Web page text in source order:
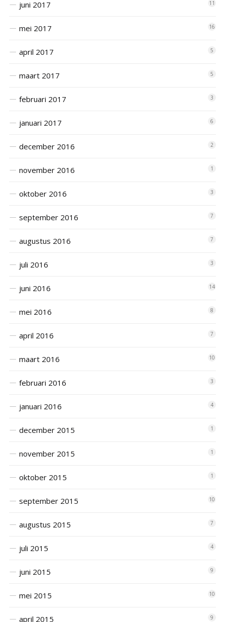
juni 2017 11
mei 2017 16
april 2017 5
maart 2017 5
februari 2017 3
januari 2017 6
december 2016 2
november 2016 1
oktober 2016 3
september 2016 7
augustus 2016 7
juli 2016 3
juni 2016 14
mei 2016 8
april 2016 7
maart 2016 10
februari 2016 3
januari 2016 4
december 2015 1
november 2015 1
oktober 2015 1
september 2015 10
augustus 2015 7
juli 2015 4
juni 2015 9
mei 2015 10
april 2015 9